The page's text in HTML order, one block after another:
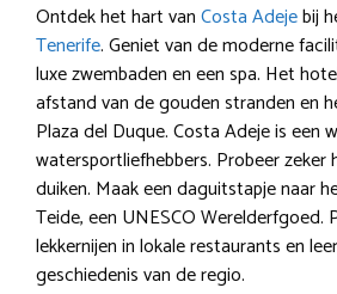
Ontdek het hart vanCosta Adejebij
Tenerife. Geniet van de moderne
luxe zwembaden en een spa. Het
afstand van de gouden stranden en
Plaza del Duque. Costa Adeje is een
watersportliefhebbers. Probeer zeker
duiken. Maak een daguitstapje naar
Teide, een UNESCO Werelderfgoed.
lekkernijen in lokale restaurants en
geschiedenis van de regio.